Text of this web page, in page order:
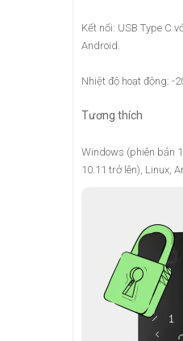
Kết nối: USB Type C
Android.
Nhiệt độ hoạt động: -
Tương thích
Windows (phiên bản
10.11 trở lên), Linux,